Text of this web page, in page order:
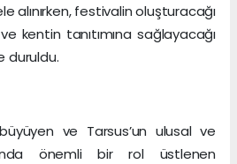
alınırken, festivalin oluşturacağı
kentin tanıtımına sağlayacağı
duruldu.
ve Tarsus’un ulusal ve
önemli bir rol üstlenen